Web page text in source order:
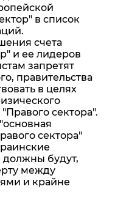
в список
счета
и ее лидеров
запретят
правительства
в целях
сектора".
сектора"
должны будут,
между
и крайне